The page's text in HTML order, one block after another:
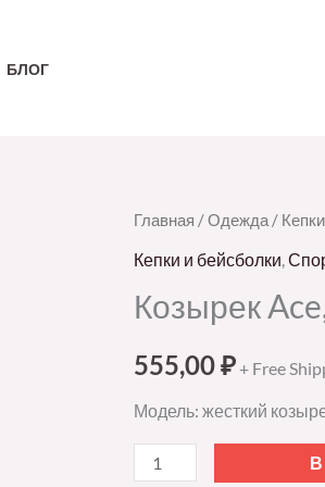
БЛОГ
Главная /Одежда /
Кепки и бейсболки
Козырек
555,00₽ + Free
Модель: жесткий
Количество
товара
Ace,
с
белым